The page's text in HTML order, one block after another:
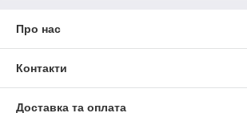
Про нас
Контакти
Доставка та оплата